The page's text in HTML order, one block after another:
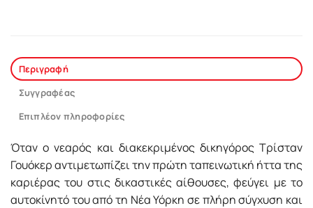
Περιγραφή
Συγγραφέας
Επιπλέον πληροφορίες
Όταν ο νεαρός και διακεκριμένος δικηγόρος Τρίσταν
Γουόκερ αντιμετωπίζει την πρώτη ταπεινωτική ήττα της
καριέρας του στις δικαστικές αίθουσες, φεύγει με το
αυτοκίνητό του από τη Νέα Υόρκη σε πλήρη σύγχυση και